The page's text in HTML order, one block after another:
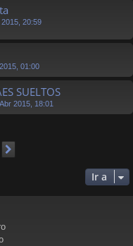
20:59
01:00
SUELTOS
2015, 18:01
Ir a